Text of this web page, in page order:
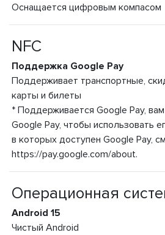
Оснащается цифровым компасом
NFC
Поддержка Google Pay
Поддерживает транспортные,
карты и билеты
* Поддерживается Google Pay,
Google Pay, чтобы использовать
в которых доступен Google Pay,
https://pay.google.com/about.
Операционная
Android 15
Чистый Android